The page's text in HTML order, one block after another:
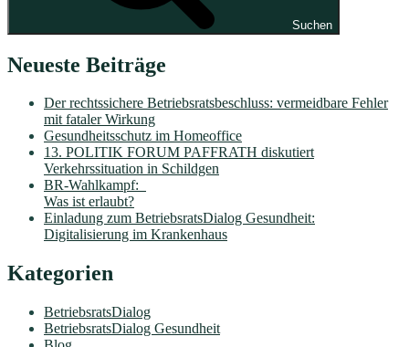
Suchen
Neueste Beiträge
Der rechtssichere Betriebsratsbeschluss: vermeidbare Fehler
mit fataler Wirkung
Gesundheitsschutz im Homeoffice
13. POLITIK FORUM PAFFRATH diskutiert
Verkehrssituation in Schildgen
BR-Wahlkampf:
Was ist erlaubt?
Einladung zum BetriebsratsDialog Gesundheit:
Digitalisierung im Krankenhaus
Kategorien
BetriebsratsDialog
BetriebsratsDialog Gesundheit